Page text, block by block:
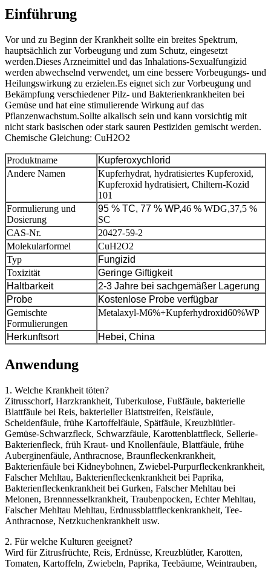
Einführung
Vor und zu Beginn der Krankheit sollte ein breites Spektrum,
hauptsächlich zur Vorbeugung und zum Schutz, eingesetzt
werden.Dieses Arzneimittel und das Inhalations-Sexualfungizid
werden abwechselnd verwendet, um eine bessere Vorbeugungs- und
Heilungswirkung zu erzielen.Es eignet sich zur Vorbeugung und
Bekämpfung verschiedener Pilz- und Bakterienkrankheiten bei
Gemüse und hat eine stimulierende Wirkung auf das
Pflanzenwachstum.Sollte alkalisch sein und kann vorsichtig mit
nicht stark basischen oder stark sauren Pestiziden gemischt werden.
Chemische Gleichung: CuH2O2
Produktname
Kupferoxychlorid
Andere Namen
Kupferhydrat, hydratisiertes Kupferoxid,
Kupferoxid hydratisiert, Chiltern-Kozid
101
Formulierung und
Dosierung
95 % TC, 77 % WP,46 % WDG,37,5 %
SC
CAS-Nr.
20427-59-2
Molekularformel
CuH2O2
Typ
Fungizid
Toxizität
Geringe Giftigkeit
Haltbarkeit
2-3 Jahre bei sachgemäßer Lagerung
Probe
Kostenlose Probe verfügbar
Gemischte
Formulierungen
Metalaxyl-M6%+Kupferhydroxid60%WP
Herkunftsort Hebei, China
Anwendung
1. Welche Krankheit töten?
Zitrusschorf, Harzkrankheit, Tuberkulose, Fußfäule, bakterielle
Blattfäule bei Reis, bakterieller Blattstreifen, Reisfäule,
Scheidenfäule, frühe Kartoffelfäule, Spätfäule, Kreuzblütler-
Gemüse-Schwarzfleck, Schwarzfäule, Karottenblattfleck, Sellerie-
Bakterienfleck, früh Kraut- und Knollenfäule, Blattfäule, frühe
Auberginenfäule, Anthracnose, Braunfleckenkrankheit,
Bakterienfäule bei Kidneybohnen, Zwiebel-Purpurfleckenkrankheit,
Falscher Mehltau, Bakterienfleckenkrankheit bei Paprika,
Bakterienfleckenkrankheit bei Gurken, Falscher Mehltau bei
Melonen, Brennnesselkrankheit, Traubenpocken, Echter Mehltau,
Falscher Mehltau Mehltau, Erdnussblattfleckenkrankheit, Tee-
Anthracnose, Netzkuchenkrankheit usw.
2. Für welche Kulturen geeignet?
Wird für Zitrusfrüchte, Reis, Erdnüsse, Kreuzblütler, Karotten,
Tomaten, Kartoffeln, Zwiebeln, Paprika, Teebäume, Weintrauben,